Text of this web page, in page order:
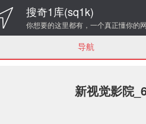
搜奇1库(sq1k)
你想要的这里都有，一个真正懂你的
导航
新视觉影院